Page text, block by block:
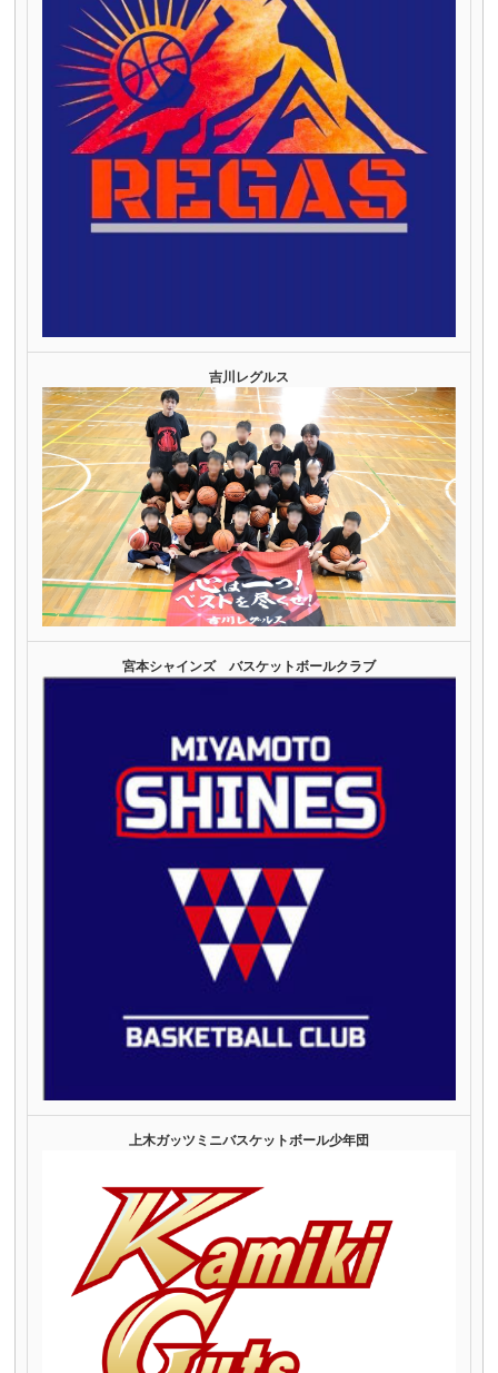
吉川レグルス
宮本シャインズ バスケットボールクラブ
上木ガッツミニバスケットボール少年団